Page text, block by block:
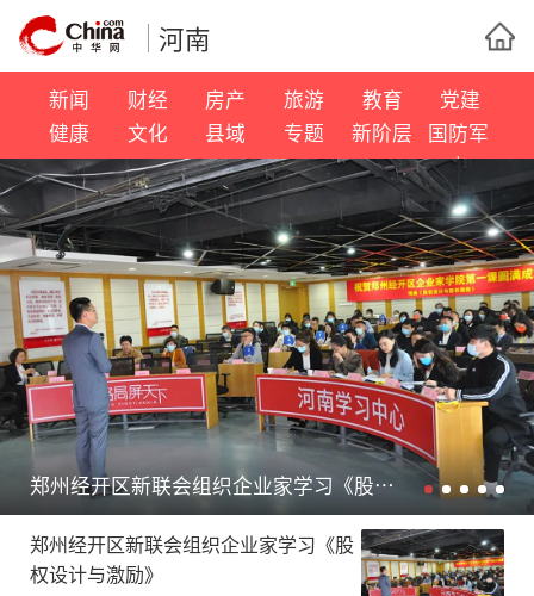
河南
新闻 财经 房产 旅游 教育
党建
健康
文化 县域 专题 新阶层
国防军
事
郑州经开区新联会组织企业家学习《股权设计与激励》
郑州经开区新联会组织企业家学习《股
权设计与激励》